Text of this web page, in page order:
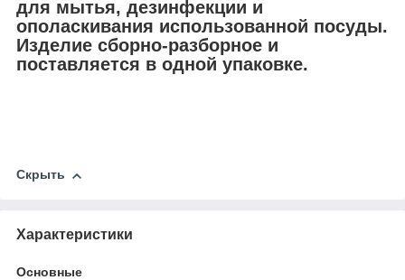
для мытья, дезинфекции и
ополаскивания использованной посуды.
Изделие сборно-разборное и
поставляется в одной упаковке.
Скрыть
Характеристики
Основные